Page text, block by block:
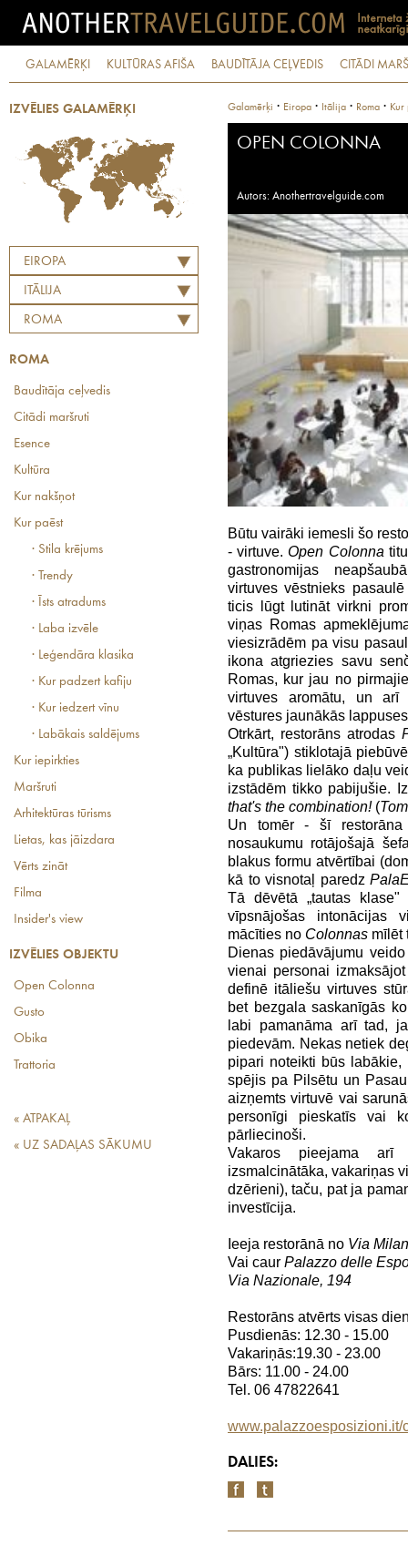
GALAMĒRĶI KULTŪRAS AFIŠA BAUDĪTĀJA CEĻVEDIS CITĀDI
IZVĒLIES GALAMĒRĶI
EIROPA
ITĀLIJA
ROMA
ROMA
Baudītāja ceļvedis
Citādi maršruti
Esence
Kultūra
Kur nakšņot
Kur paēst
· Stila krējums
· Trendy
· Īsts atradums
· Laba izvēle
· Leģendāra klasika
· Kur padzert kafiju
· Kur iedzert vīnu
· Labākais saldējums
Kur iepirkties
Maršruti
Arhitektūras tūrisms
Lietas, kas jāizdara
Vērts zināt
Filma
Insider's view
IZVĒLIES OBJEKTU
Open Colonna
Gusto
Obika
Trattoria
« ATPAKAĻ
« UZ SADAĻAS SĀKUMU
Galamērķi · Eiropa · Itālija · Roma · Kur
OPEN COLONNA
Autors: Anothertravelguide.com
Būtu vairāki iemesli šo
- virtuve.Open Colonna
gastronomijas
virtuves vēstnieks
ticis lūgt lutināt virkni
viņas Romas
viesizrādēm pa visu
ikona atgriezies savu
Romas, kur jau no
virtuves aromātu, un arī
vēstures jaunākās
Otrkārt, restorāns atrodas
„Kultūra") stiklotajā
ka publikas lielāko daļu
izstādēm tikko pabijušie.
that's the combination!(
Un tomēr - šī
nosaukumu rotājošajā
blakus formu atvērtībai
kā to visnotaļ paredz
Tā dēvētā „tautas klase"
vīpsnājošas intonācijas
mācīties no Colonnas mīlēt
Dienas piedāvājumu
vienai personai
definē itāliešu virtuves
bet bezgala saskanīgās
labi pamanāma arī tad,
piedevām. Nekas netiek
pipari noteikti būs
spējis pa Pilsētu un
aizņemts virtuvē vai
personīgi pieskatīs vai
pārliecinoši.
Vakaros pieejama
izsmalcinātāka, vakariņas
dzērieni), taču, pat ja
investīcija.
Ieeja restorānā no Via
Vai caur Palazzo delle
Via Nazionale, 194
Restorāns atvērts visas
Pusdienās: 12.30 - 15.00
Vakariņās:19.30 - 23.00
Bārs: 11.00 - 24.00
Tel. 06 47822641
www.palazzoesposizioni.it/
DALIES: